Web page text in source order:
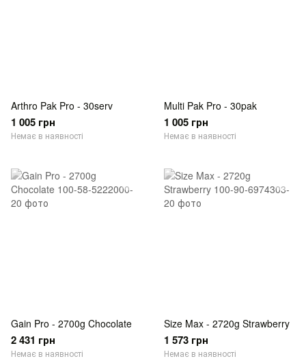
Arthro Pak Pro - 30serv
1 005 грн
Немає в наявності
Multi Pak Pro - 30pak
1 005 грн
Немає в наявності
Gain Pro - 2700g Chocolate
2 431 грн
Немає в наявності
Size Max - 2720g Strawberry
1 573 грн
Немає в наявності